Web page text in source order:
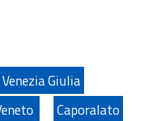
Giulia
Caporalato